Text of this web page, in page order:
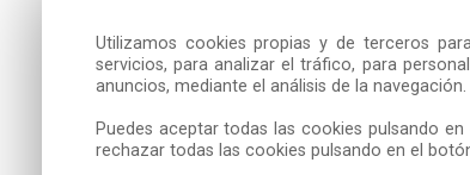
Utilizamos cookies propias y de terceros
servicios, para analizar el tráfico, para
anuncios, mediante el análisis de la navegación.
Puedes aceptar todas las cookies pulsando en
rechazar todas las cookies pulsando en el